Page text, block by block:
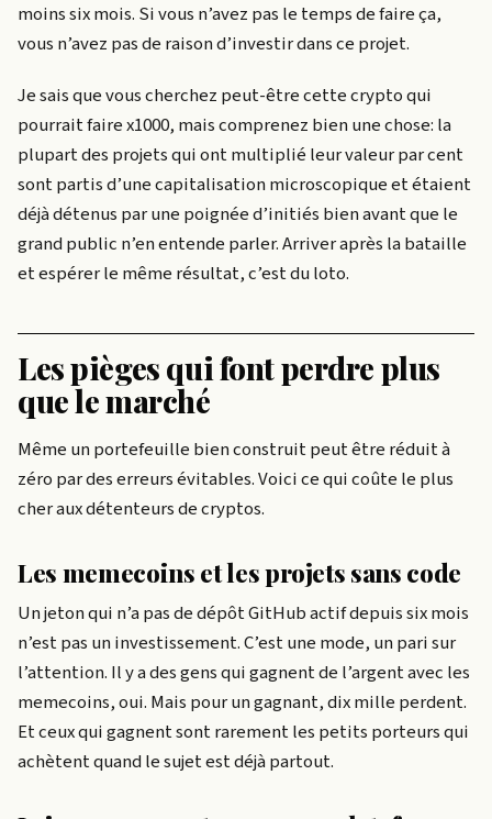
moins six mois. Si vous n’avez pas le temps de faire ça,
vous n’avez pas de raison d’investir dans ce projet.
Je sais que vous cherchez peut-être cette crypto qui
pourrait faire x1000, mais comprenez bien une chose: la
plupart des projets qui ont multiplié leur valeur par cent
sont partis d’une capitalisation microscopique et étaient
déjà détenus par une poignée d’initiés bien avant que le
grand public n’en entende parler. Arriver après la bataille
et espérer le même résultat, c’est du loto.
Les pièges qui font perdre plus
que le marché
Même un portefeuille bien construit peut être réduit à
zéro par des erreurs évitables. Voici ce qui coûte le plus
cher aux détenteurs de cryptos.
Les memecoins et les projets sans code
Un jeton qui n’a pas de dépôt GitHub actif depuis six mois
n’est pas un investissement. C’est une mode, un pari sur
l’attention. Il y a des gens qui gagnent de l’argent avec les
memecoins, oui. Mais pour un gagnant, dix mille perdent.
Et ceux qui gagnent sont rarement les petits porteurs qui
achètent quand le sujet est déjà partout.